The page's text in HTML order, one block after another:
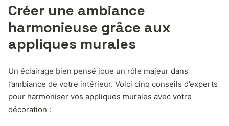
Créer une ambiance
harmonieuse grâce aux
appliques murales
Un éclairage bien pensé joue un rôle majeur dans
l’ambiance de votre intérieur. Voici cinq conseils d’experts
pour harmoniser vos appliques murales avec votre
décoration :